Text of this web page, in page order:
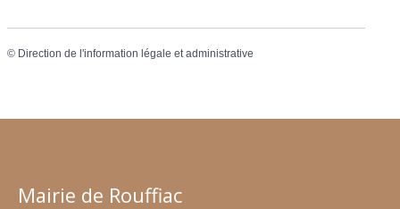
© Direction de l'information légale et administrative
Mairie de Rouffiac